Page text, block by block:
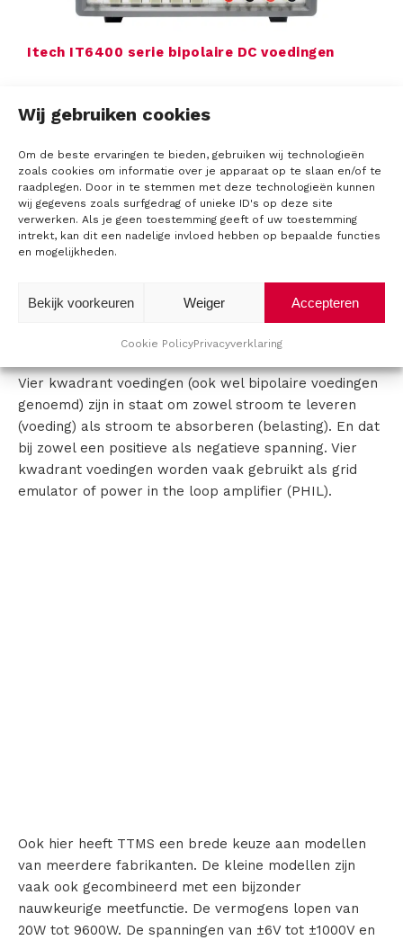
Wij gebruiken cookies
Om de beste ervaringen te bieden, gebruiken wij technologieën
zoals cookies om informatie over je apparaat op te slaan en/of te
raadplegen. Door in te stemmen met deze technologieën kunnen
wij gegevens zoals surfgedrag of unieke ID's op deze site
verwerken. Als je geen toestemming geeft of uw toestemming
intrekt, kan dit een nadelige invloed hebben op bepaalde functies
en mogelijkheden.
Accepteren
Weiger
Bekijk voorkeuren
Cookie PolicyPrivacyverklaring
Itech IT6400 serie bipolaire DC voedingen
Cinergia GE/EL+ vAC/DC Regeneratieve
Vierkwadrant voedingen
Vier kwadrant voedingen (ook wel bipolaire voedingen
genoemd) zijn in staat om zowel stroom te leveren
(voeding) als stroom te absorberen (belasting). En dat
bij zowel een positieve als negatieve spanning. Vier
kwadrant voedingen worden vaak gebruikt als grid
emulator of power in the loop amplifier (PHIL).
Ook hier heeft TTMS een brede keuze aan modellen
van meerdere fabrikanten. De kleine modellen zijn
vaak ook gecombineerd met een bijzonder
nauwkeurige meetfunctie. De vermogens lopen van
20W tot 9600W. De spanningen van ±6V tot ±1000V en